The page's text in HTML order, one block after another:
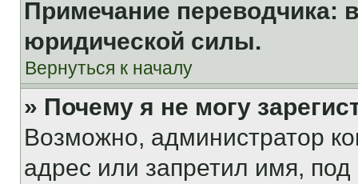
Примечание переводчика:
юридической силы.
Вернуться к началу
» Почему я не могу
Возможно, администратор
адрес или запретил имя,